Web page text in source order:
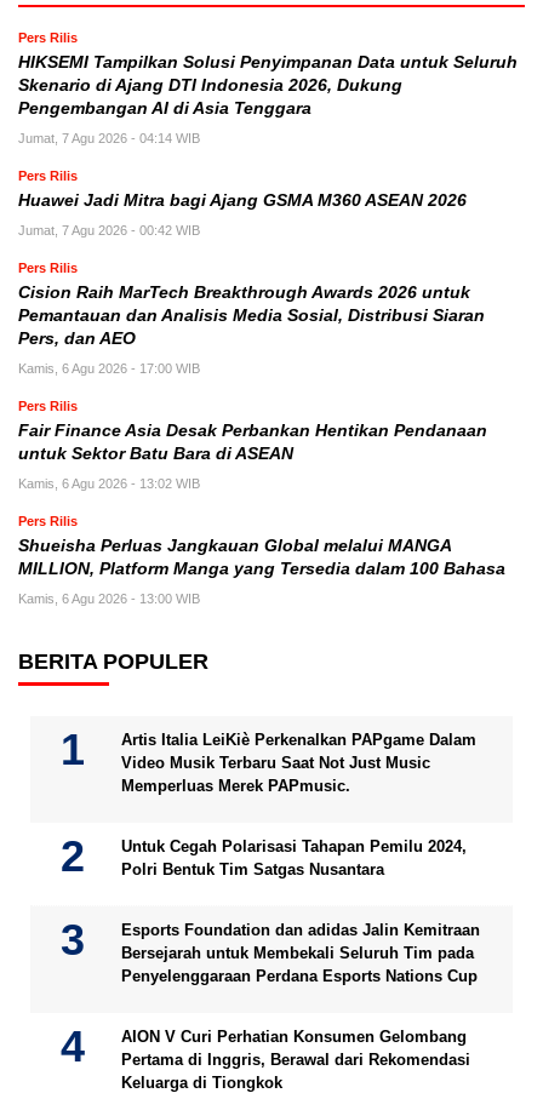
Pers Rilis
HIKSEMI Tampilkan Solusi Penyimpanan Data untuk Seluruh
Skenario di Ajang DTI Indonesia 2026, Dukung
Pengembangan AI di Asia Tenggara
Jumat, 7 Agu 2026 - 04:14 WIB
Pers Rilis
Huawei Jadi Mitra bagi Ajang GSMA M360 ASEAN 2026
Jumat, 7 Agu 2026 - 00:42 WIB
Pers Rilis
Cision Raih MarTech Breakthrough Awards 2026 untuk
Pemantauan dan Analisis Media Sosial, Distribusi Siaran
Pers, dan AEO
Kamis, 6 Agu 2026 - 17:00 WIB
Pers Rilis
Fair Finance Asia Desak Perbankan Hentikan Pendanaan
untuk Sektor Batu Bara di ASEAN
Kamis, 6 Agu 2026 - 13:02 WIB
Pers Rilis
Shueisha Perluas Jangkauan Global melalui MANGA
MILLION, Platform Manga yang Tersedia dalam 100 Bahasa
Kamis, 6 Agu 2026 - 13:00 WIB
BERITA POPULER
Artis Italia LeiKiè Perkenalkan PAPgame Dalam
Video Musik Terbaru Saat Not Just Music
Memperluas Merek PAPmusic.
Untuk Cegah Polarisasi Tahapan Pemilu 2024,
Polri Bentuk Tim Satgas Nusantara
Esports Foundation dan adidas Jalin Kemitraan
Bersejarah untuk Membekali Seluruh Tim pada
Penyelenggaraan Perdana Esports Nations Cup
AION V Curi Perhatian Konsumen Gelombang
Pertama di Inggris, Berawal dari Rekomendasi
Keluarga di Tiongkok